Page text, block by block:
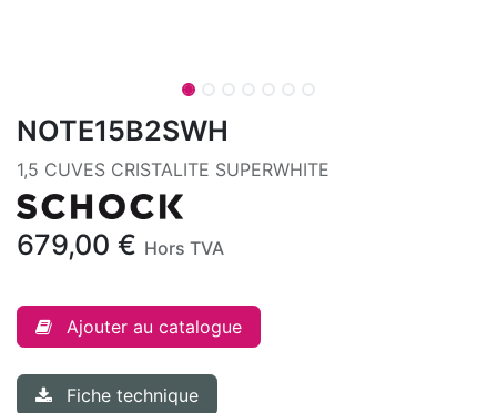
NOTE15B2SWH
1,5 CUVES CRISTALITE SUPERWHITE
679,00 € Hors TVA
Ajouter au catalogue
Fiche technique